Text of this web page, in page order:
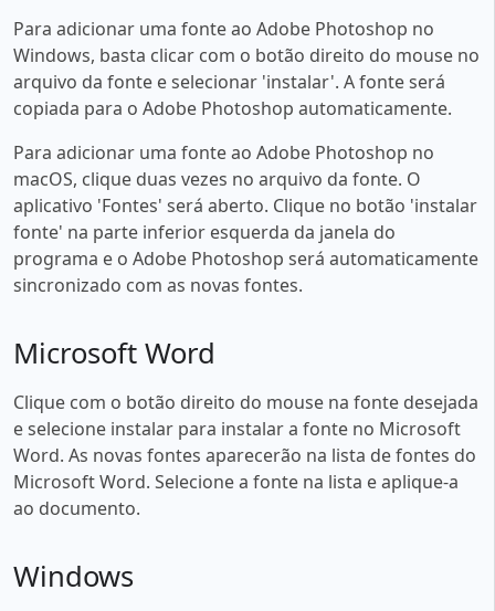
Para adicionar uma fonte ao Adobe Photoshop no
Windows, basta clicar com o botão direito do mouse no
arquivo da fonte e selecionar 'instalar'. A fonte será
copiada para o Adobe Photoshop automaticamente.
Para adicionar uma fonte ao Adobe Photoshop no
macOS, clique duas vezes no arquivo da fonte. O
aplicativo 'Fontes' será aberto. Clique no botão 'instalar
fonte' na parte inferior esquerda da janela do
programa e o Adobe Photoshop será automaticamente
sincronizado com as novas fontes.
Microsoft Word
Clique com o botão direito do mouse na fonte desejada
e selecione instalar para instalar a fonte no Microsoft
Word. As novas fontes aparecerão na lista de fontes do
Microsoft Word. Selecione a fonte na lista e aplique-a
ao documento.
Windows